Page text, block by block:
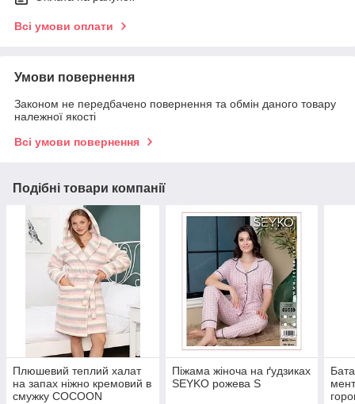
Всі умови оплати
Умови повернення
Законом не передбачено повернення та обмін даного товару
належної якості
Всі умови повернення
Подібні товари компанії
Плюшевий теплий халат
на запах ніжно кремовий в
смужку COCOON
Піжама жіноча на ґудзиках
SEYKO рожева S